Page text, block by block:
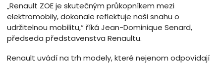
„Renault ZOE je skutečným průkopníkem mezi
elektromobily, dokonale reflektuje naši snahu o
udržitelnou mobilitu,“ říká Jean-Dominique Senard,
předseda představenstva Renaultu.
Renault uvádí na trh modely, které nejenom odpovídají